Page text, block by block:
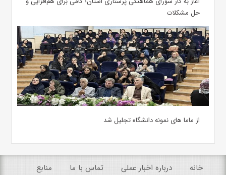
حل مشکلات
از ماما های نمونه دانشگاه تجلیل شد
خانه درباره اخبار عملی تماس با ما منابع